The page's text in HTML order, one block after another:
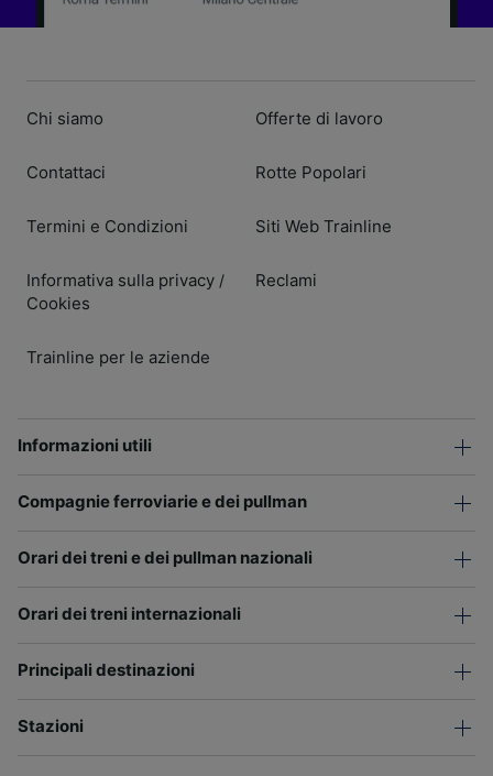
Chi siamo
Contattaci
Termini e Condizioni
Informativa sulla privacy /
Cookies
Trainline per le aziende
Offerte di lavoro
Rotte Popolari
Siti Web Trainline
Reclami
Informazioni utili
Compagnie ferroviarie e dei pullman
Orari dei treni e dei pullman nazionali
Orari dei treni internazionali
Principali destinazioni
Stazioni